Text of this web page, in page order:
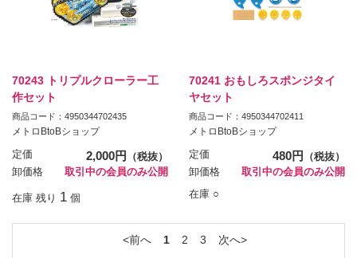
70243 トリプルクローラー工
作セット
商品コード：4950344702435
メトロBtoBショップ
定価 2,000円
（税抜）
卸価格
取引中の会員のみ公開
在庫 残り 1 個
70241 おもしろスポンジタイ
ヤセット
商品コード：4950344702411
メトロBtoBショップ
定価 480円
（税抜）
卸価格
取引中の会員のみ公開
在庫 ○
前へ 1 2 3 次へ